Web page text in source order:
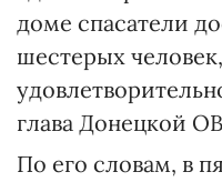
доме спасатели
шестерых
глава Донецкой
По его словам, в